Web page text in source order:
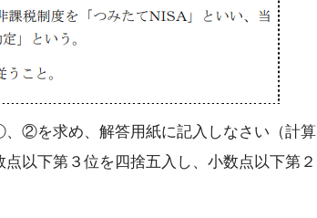
、②を求め、解答用紙に記入しなさい（計算
以下第３位を四捨五入し、小数点以下第２